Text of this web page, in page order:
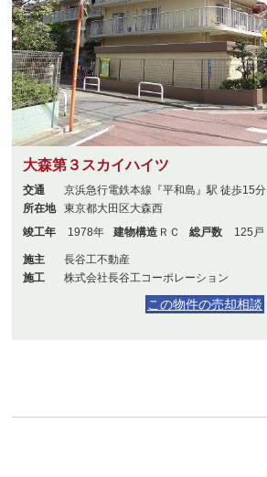
大森第３スカイハイツ
交通
京浜急行電鉄本線『平和島』駅 徒歩15分
所在地
東京都大田区大森西
竣工年
1978年 建物構造 ＲＣ 総戸数 125戸
施主
長谷工不動産
施工
株式会社長谷工コーポレーション
この物件の売却相談